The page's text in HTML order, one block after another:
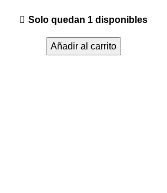
Solo quedan 1 disponibles
Añadir al carrito